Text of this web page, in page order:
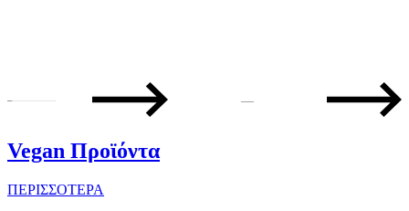
—
Vegan Προϊόντα
ΠΕΡΙΣΣΟΤΕΡΑ